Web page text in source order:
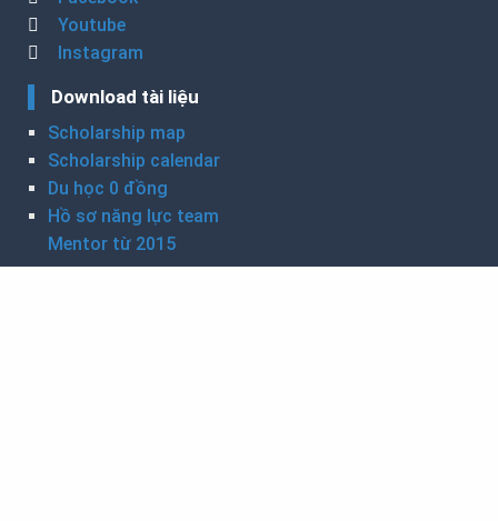
Youtube
Instagram
Download tài liệu
Scholarship map
Scholarship calendar
Du học 0 đồng
Hồ sơ năng lực team
Mentor từ 2015